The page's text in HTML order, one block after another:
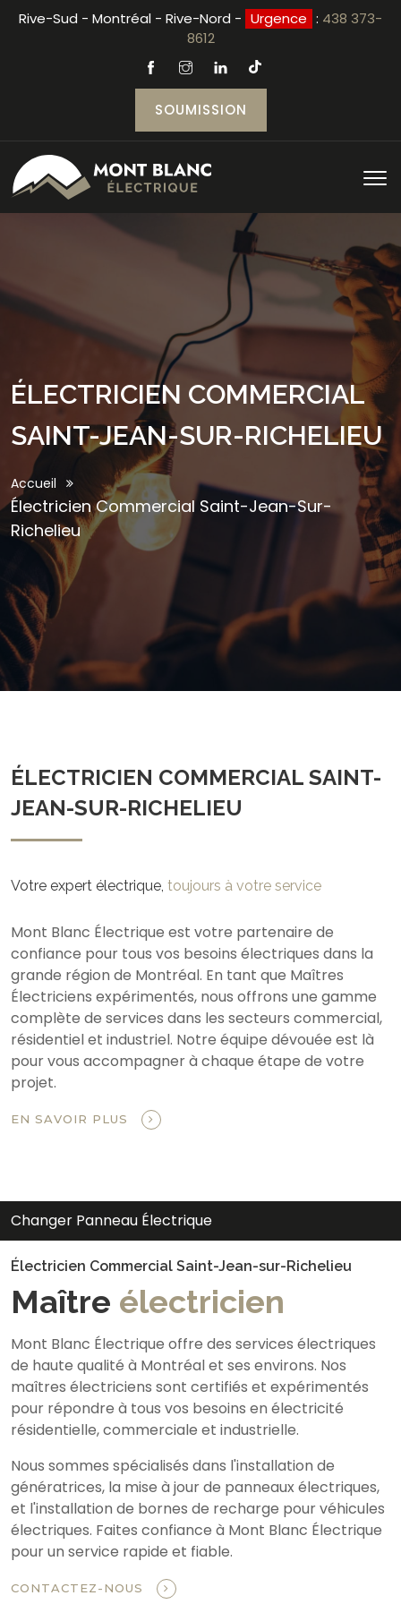
Rive-Sud - Montréal - Rive-Nord - Urgence : 438 373-
8612
SOUMISSION
ÉLECTRICIEN COMMERCIAL
SAINT-JEAN-SUR-RICHELIEU
Accueil
Électricien Commercial Saint-Jean-Sur-
Richelieu
ÉLECTRICIEN COMMERCIAL SAINT-
JEAN-SUR-RICHELIEU
Votre expert électrique, toujours à votre service
Mont Blanc Électrique est votre partenaire de
confiance pour tous vos besoins électriques dans la
grande région de Montréal. En tant que Maîtres
Électriciens expérimentés, nous offrons une gamme
complète de services dans les secteurs commercial,
résidentiel et industriel. Notre équipe dévouée est là
pour vous accompagner à chaque étape de votre
projet.
EN SAVOIR PLUS
Changer Panneau Électrique
Électricien Commercial Saint-Jean-sur-Richelieu
Maître électricien
Mont Blanc Électrique offre des services électriques
de haute qualité à Montréal et ses environs. Nos
maîtres électriciens sont certifiés et expérimentés
pour répondre à tous vos besoins en électricité
résidentielle, commerciale et industrielle.
Nous sommes spécialisés dans l'installation de
génératrices, la mise à jour de panneaux électriques,
et l'installation de bornes de recharge pour véhicules
électriques. Faites confiance à Mont Blanc Électrique
pour un service rapide et fiable.
CONTACTEZ-NOUS